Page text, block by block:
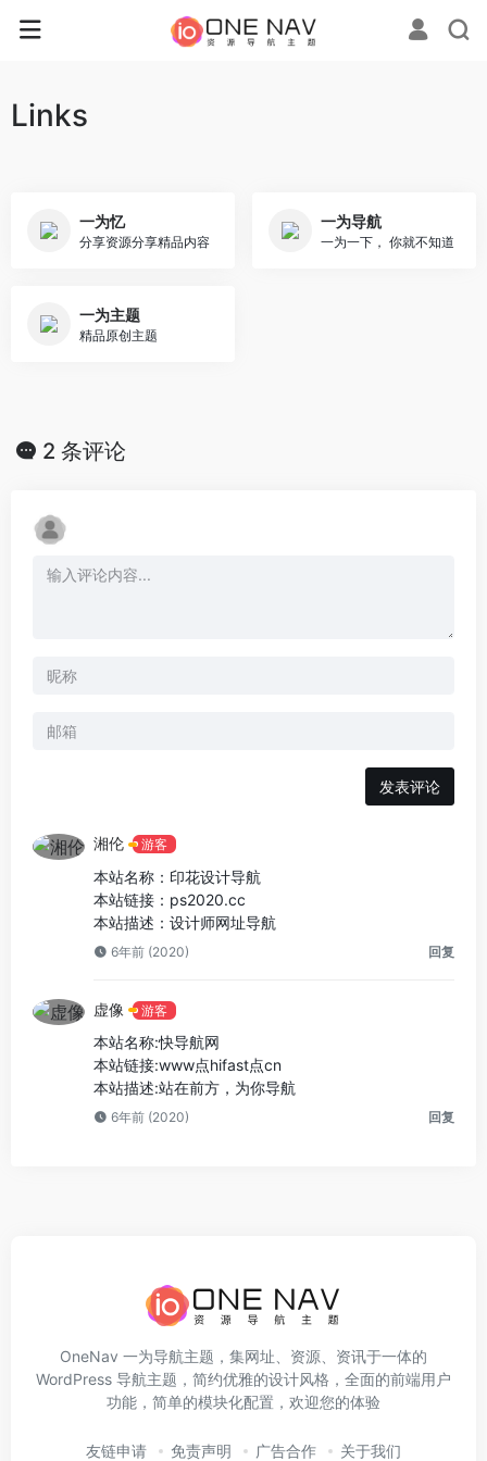
Links
一为忆
分享资源分享精品内容
一为导航
一为一下， 你就不知道
一为主题
精品原创主题
2 条评论
发表评论
湘伦 游客
本站名称：印花设计导航
本站链接：ps2020.cc
本站描述：设计师网址导航
6年前 (2020) 回复
虚像 游客
本站名称:快导航网
本站链接:www点hifast点cn
本站描述:站在前方，为你导航
6年前 (2020) 回复
OneNav 一为导航主题，集网址、资源、资讯于一体的
WordPress 导航主题，简约优雅的设计风格，全面的前端用户
功能，简单的模块化配置，欢迎您的体验
友链申请 免责声明 广告合作 关于我们